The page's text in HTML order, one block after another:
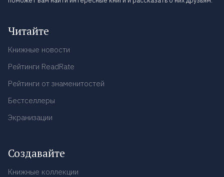
Читайте
Книжные новости
Рейтинги ReadRate
Рейтинги от знаменитостей
Бестселлеры
Экранизации
Создавайте
Книжные коллекции